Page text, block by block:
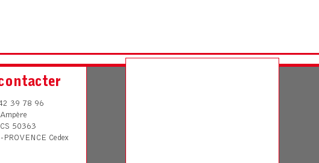
39 78 96
50363
Cedex